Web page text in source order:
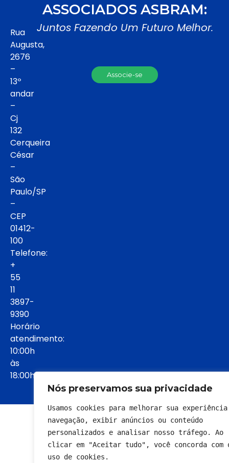
Nós preservamos sua privacidade
Usamos cookies para melhorar sua
navegação, exibir anúncios ou conteúdo
personalizados e analisar nosso tráfego. Ao
clicar em "Aceitar tudo", você concorda com
uso de cookies.
Rua
Augusta,
2676
–
13º
andar
–
Cj
132
Cerqueira
César
–
São
Paulo/SP
–
CEP
01412-
100
Telefone:
+
55
11
3897-
9390
Horário
atendimento:
10:00h
às
18:00h:
ASSOCIADOS ASBRAM:
Juntos Fazendo Um Futuro Melhor.
Associe-se
© 2022 - Todos os direitos reservados